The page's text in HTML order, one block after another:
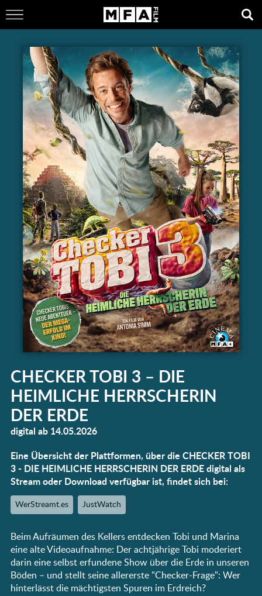
CHECKER TOBI 3 – DIE
HEIMLICHE HERRSCHERIN
DER ERDE
digital ab 14.05.2026
Eine Übersicht der Plattformen, über die CHECKER TOBI
3 - DIE HEIMLICHE HERRSCHERIN DER ERDE digital als
Stream oder Download verfügbar ist, findet sich bei:
WerStreamt.es JustWatch
Beim Aufräumen des Kellers entdecken Tobi und Marina
eine alte Videoaufnahme: Der achtjährige Tobi moderiert
darin eine selbst erfundene Show über die Erde in unseren
Böden – und stellt seine allererste "Checker-Frage": Wer
hinterlässt die mächtigsten Spuren im Erdreich?